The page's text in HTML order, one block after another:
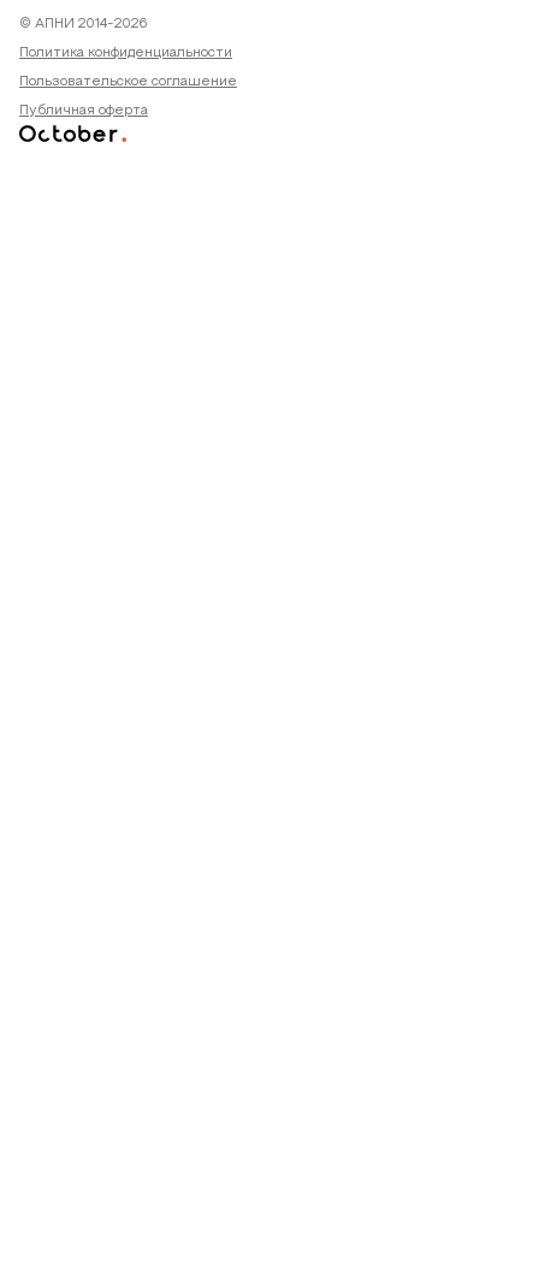
© АПНИ 2014-2026
Политика конфиденциальности
Пользовательское соглашение
Публичная оферта